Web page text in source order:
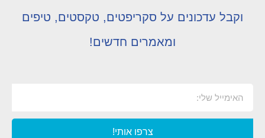
וקבל עדכונים על סקריפטים, טקסטים, טיפים
ומאמרים חדשים!
צרפו אותי!